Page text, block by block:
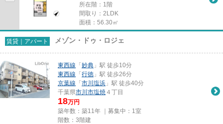
所在階：1階
間取り：2LDK
面積：56.30㎡
賃貸｜アパート メゾン・ドゥ・ロジェ
東西線 「 妙典 」駅 徒歩10分
東西線 「 行徳 」駅 徒歩26分
京葉線 「 市川塩浜 」駅 徒歩40分
千葉県市川市塩焼 ４丁目
18万円
築年数：築11年 ｜募集中： 1室
階数：3階建